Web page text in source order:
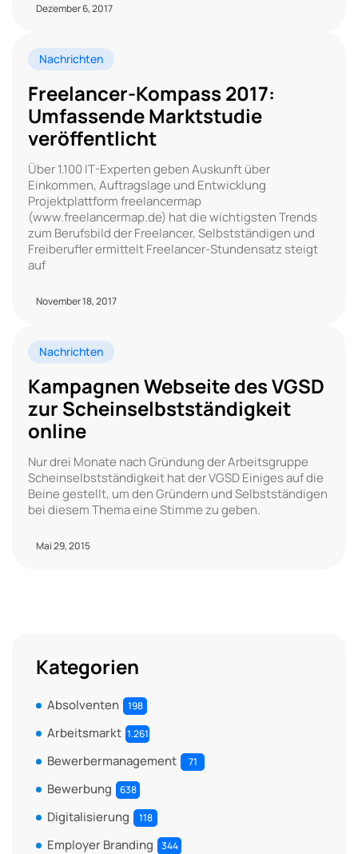
Dezember 6, 2017
Nachrichten
Freelancer-Kompass 2017:
Umfassende Marktstudie
veröffentlicht
Über 1.100 IT-Experten geben Auskunft über
Einkommen, Auftragslage und Entwicklung
Projektplattform freelancermap
(www.freelancermap.de) hat die wichtigsten Trends
zum Berufsbild der Freelancer, Selbstständigen und
Freiberufler ermittelt Freelancer-Stundensatz steigt
auf
November 18, 2017
Nachrichten
Kampagnen Webseite des VGSD
zur Scheinselbstständigkeit
online
Nur drei Monate nach Gründung der Arbeitsgruppe
Scheinselbstständigkeit hat der VGSD Einiges auf die
Beine gestellt, um den Gründern und Selbstständigen
bei diesem Thema eine Stimme zu geben.
Mai 29, 2015
Kategorien
Absolventen 198
Arbeitsmarkt 1.261
Bewerbermanagement 71
Bewerbung 638
Digitalisierung 118
Employer Branding 344